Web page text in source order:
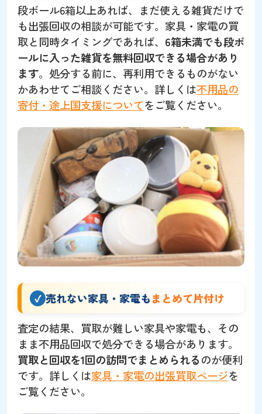
段ボール6箱以上あれば、まだ使える雑貨だけで
も出張回収の相談が可能です。家具・家電の買
取と同時タイミングであれば、 6箱未満でも段ボ
ールに入った雑貨を無料回収できる場合があり
ます。処分する前に、再利用できるものがない
かあわせてご相談ください。詳しくは不用品の
寄付・途上国支援についてをご覧ください。
売れない家具・家電もまとめて片付け
査定の結果、買取が難しい家具や家電も、その
まま不用品回収で処分できる場合があります。
買取と回収を1回の訪問でまとめられるのが便利
です。詳しくは家具・家電の出張買取ページを
ご覧ください。